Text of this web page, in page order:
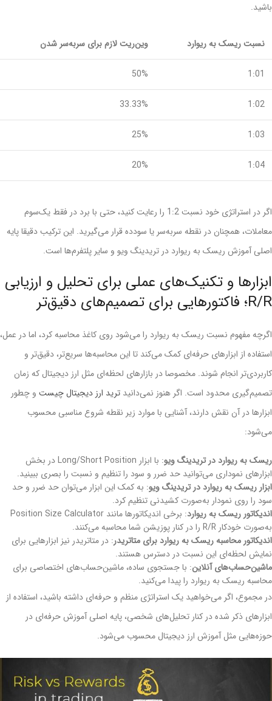
باشید.
نسبت ریسک به ریوارد وین‌ریت لازم برای سربه‌سر شدن
1:01
50%
1:02
33.33%
1:03
25%
1:04
20%
اگر در استراتژی‌ خود نسبت 1:2 را رعایت کنید، حتی با برد در فقط یک‌سوم
معاملات، همچنان در نقطه سربه‌سر یا سودده قرار می‌گیرید. این ترکیب دقیقا پایه‌
اصلی آموزش ریسک به ریوارد در تریدینگ ویو و سایر پلتفرم‌ها است.
ابزارها و تکنیک‌های عملی برای تحلیل و ارزیابی
R/R؛ فاکتورهایی برای تصمیم‌های دقیق‌تر
اگرچه مفهوم نسبت ریسک به ریوارد را می‌شود روی کاغذ محاسبه کرد، اما در عمل،
استفاده از ابزارهای حرفه‌ای کمک می‌کند تا این محاسبه‌ها سریع‌تر، دقیق‌تر و
کاربردی‌تر انجام شوند. مخصوصا در بازارهای لحظه‌ای مثل ارز دیجیتال که زمان
تصمیم‌گیری محدود است. اگر هنوز نمی‌دانید ترید ارز دیجیتال چیست و چطور
ابزارها در آن نقش دارند، آشنایی با موارد زیر نقطه شروع مناسبی محسوب
می‌شود:
ریسک به ریوارد در تریدینگ ویو
: با ابزار Long/Short Position در بخش
ابزارهای نموداری می‌توانید حد ضرر و سود را تنظیم و نسبت را بصری ببینید.
ابزار ریسک به ریوارد در تریدینگ ویو: به کمک این ابزار می‌توان حد ضرر و حد
سود را روی نمودار به‌صورت کشیدنی تنظیم کرد.
اندیکاتور ریسک به ریوارد
: برخی اندیکاتورها مانند Position Size Calculator
به‌صورت خودکار R/R را در کنار پوزیشن‌ شما محاسبه می‌کنند.
اندیکاتور محاسبه ریسک به ریوارد برای متاتریدر: در متاتریدر نیز ابزارهایی برای
نمایش لحظه‌ای این نسبت در دسترس هستند.
ماشین‌حساب‌های آنلاین: با جستجوی ساده، ماشین‌حساب‌های اختصاصی برای
محاسبه ریسک به ریوارد را پیدا می‌کنید.
در مجموع، اگر می‌خواهید یک استراتژی منظم و حرفه‌ای داشته باشید، استفاده از
ابزارهای ذکر شده در کنار تحلیل‌های شخصی، پایه‌ اصلی آموزش حرفه‌ای در
حوزه‌هایی مثل آموزش ارز دیجیتال محسوب می‌شود.